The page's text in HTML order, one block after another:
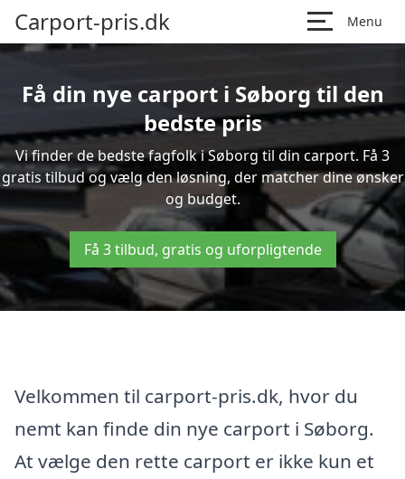
Carport-pris.dk Menu
Få din nye carport i Søborg til den
bedste pris
Vi finder de bedste fagfolk i Søborg til din carport. Få 3
gratis tilbud og vælg den løsning, der matcher dine ønsker
og budget.
Få 3 tilbud, gratis og uforpligtende
Velkommen til carport-pris.dk, hvor du
nemt kan finde din nye carport i Søborg.
At vælge den rette carport er ikke kun et